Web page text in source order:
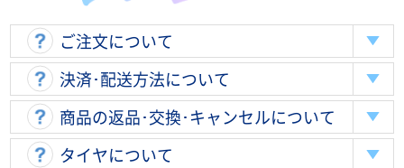
ご注文について
決済･配送方法について
商品の返品･交換･キャンセルについて
タイヤについて